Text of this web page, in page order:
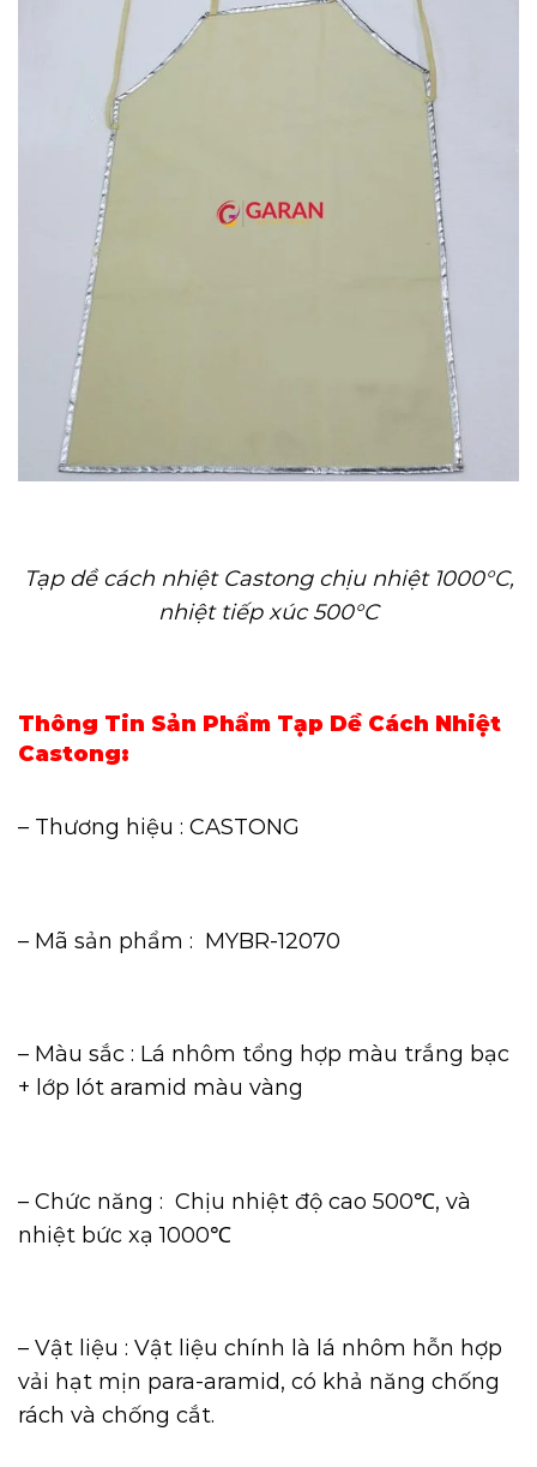
Tạp dề cách nhiệt Castong chịu nhiệt 1000°C,
nhiệt tiếp xúc 500°C
Thông Tin Sản Phẩm Tạp Dề Cách Nhiệt
Castong:
– Thương hiệu : CASTONG
– Mã sản phẩm : MYBR-12070
– Màu sắc : Lá nhôm tổng hợp màu trắng bạc
+ lớp lót aramid màu vàng
– Chức năng : Chịu nhiệt độ cao 500℃, và
nhiệt bức xạ 1000℃
– Vật liệu : Vật liệu chính là lá nhôm hỗn hợp
vải hạt mịn para-aramid, có khả năng chống
rách và chống cắt.